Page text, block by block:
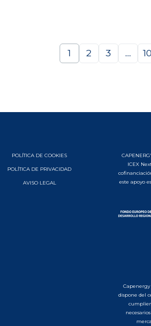
1 2 3 … 10
POLÍTICA DE COOKIES
POLÍTICA DE PRIVACIDAD
AVISO LEGAL
ICEX
este apoyo
Capenergy
dispone del